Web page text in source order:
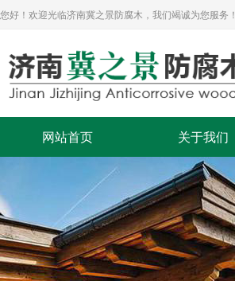
您好！欢迎光临济南冀之景防腐木，我们竭诚为您服务！
网站首页 关于我们